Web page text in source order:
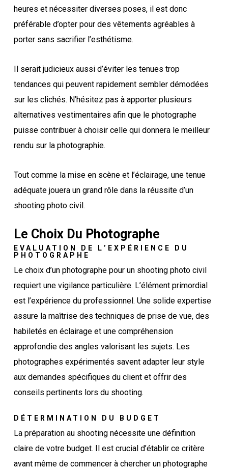
heures et nécessiter diverses poses, il est donc
préférable d’opter pour des vêtements agréables à
porter sans sacrifier l’esthétisme.
Il serait judicieux aussi d’éviter les tenues trop
tendances qui peuvent rapidement sembler démodées
sur les clichés. N’hésitez pas à apporter plusieurs
alternatives vestimentaires afin que le photographe
puisse contribuer à choisir celle qui donnera le meilleur
rendu sur la photographie.
Tout comme la mise en scène et l’éclairage, une tenue
adéquate jouera un grand rôle dans la réussite d’un
shooting photo civil.
Le Choix Du Photographe
EVALUATION DE L’EXPÉRIENCE DU
PHOTOGRAPHE
Le choix d’un photographe pour un shooting photo civil
requiert une vigilance particulière. L’élément primordial
est l’expérience du professionnel. Une solide expertise
assure la maîtrise des techniques de prise de vue, des
habiletés en éclairage et une compréhension
approfondie des angles valorisant les sujets. Les
photographes expérimentés savent adapter leur style
aux demandes spécifiques du client et offrir des
conseils pertinents lors du shooting.
DÉTERMINATION DU BUDGET
La préparation au shooting nécessite une définition
claire de votre budget. Il est crucial d’établir ce critère
avant même de commencer à chercher un photographe